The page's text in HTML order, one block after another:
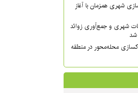
شهری همزمان با آغاز
شهری و جمع‌آوری زوائد
محله‌محور در منطقه